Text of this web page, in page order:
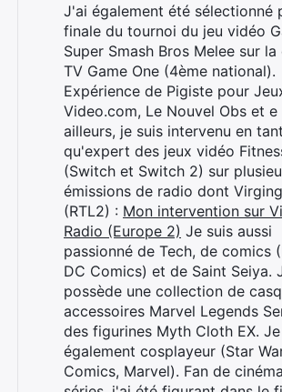
J'ai également été sélectionné
finale du tournoi du jeu vidéo
Super Smash Bros Melee sur la
TV Game One (4ème national).
Expérience de Pigiste pour
Video.com, Le Nouvel Obs et e
ailleurs, je suis intervenu en tant
qu'expert des jeux vidéo
(Switch et Switch 2) sur
émissions de radio dont
(RTL2) : Mon intervention sur
Radio (Europe 2) Je suis aussi
passionné de Tech, de comics
DC Comics) et de Saint Seiya.
possède une collection de
accessoires Marvel Legends
des figurines Myth Cloth EX.
également cosplayeur (Star
Comics, Marvel). Fan de